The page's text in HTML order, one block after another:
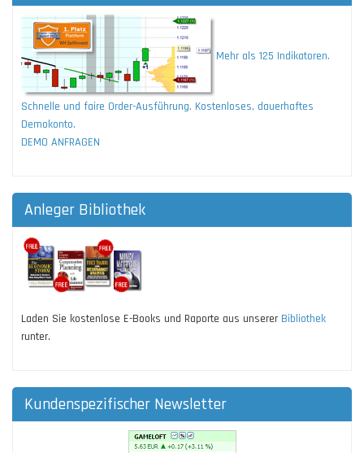
Mehr als 125 Indikatoren.
Schnelle und faire Order-Ausführung. Kostenloses, dauerhaftes
Demokonto.
DEMO ANFRAGEN
Anleger Bibliothek
Laden Sie kostenlose E-Books und Raporte aus unserer Bibliothek
runter.
Kundenspezifischer Newsletter